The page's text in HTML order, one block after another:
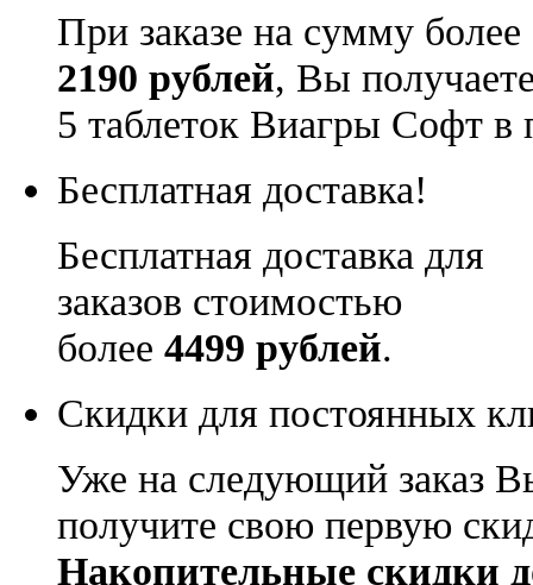
При заказе на сумму более
2190 рублей, Вы
5 таблеток Виагры Софт в
Бесплатная доставка!
Бесплатная доставка для
заказов стоимостью
более 4499 рублей.
Скидки для постоянных
Уже на следующий заказ
получите свою первую
Накопительные скидки